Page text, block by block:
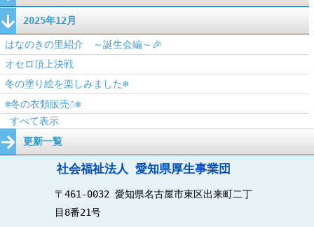
2025年12月
はなのきの里紹介 ～誕生会編～🎉
オセロ頂上決戦
冬の塗り絵を楽しみました❄️
❄️冬の衣類販売☃️❄️
すべて表示
更新一覧
社会福祉法人 愛知県厚生事業団
〒461-0032 愛知県名古屋市東区出来町二丁
目8番21号